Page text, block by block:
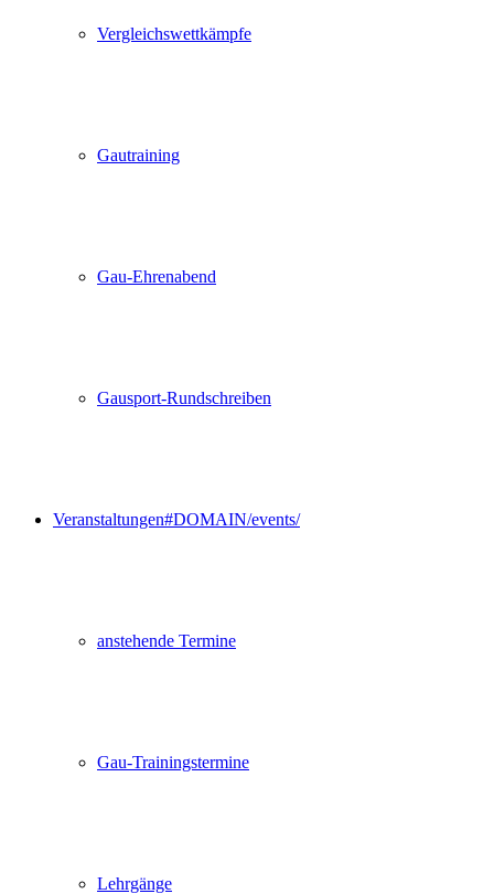
Vergleichswettkämpfe
Gautraining
Gau-Ehrenabend
Gausport-Rundschreiben
Veranstaltungen#DOMAIN/events/
anstehende Termine
Gau-Trainingstermine
Lehrgänge